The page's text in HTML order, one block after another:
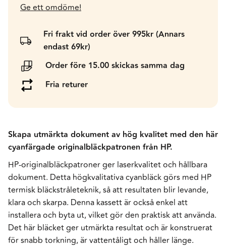
Ge ett omdöme!
Fri frakt vid order över 995kr (Annars
endast 69kr)
Order före 15.00 skickas samma dag
Fria returer
Skapa utmärkta dokument av hög kvalitet med den här
cyanfärgade originalbläckpatronen från HP.
HP-originalbläckpatroner ger laserkvalitet och hållbara
dokument. Detta högkvalitativa cyanbläck görs med HP
termisk bläckstråleteknik, så att resultaten blir levande,
klara och skarpa. Denna kassett är också enkel att
installera och byta ut, vilket gör den praktisk att använda.
Det här bläcket ger utmärkta resultat och är konstruerat
för snabb torkning, är vattentåligt och håller länge.